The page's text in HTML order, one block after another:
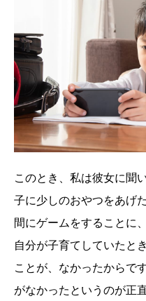
このとき、私は彼女に聞
子に少しのおやつをあげ
間にゲームをすることに
自分が子育てしていたと
ことが、なかったからで
がなかったというのが正